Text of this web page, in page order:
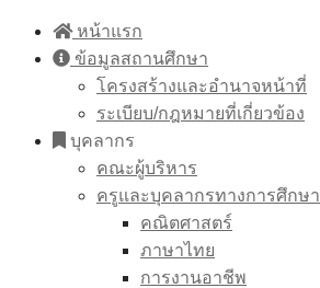
Skip
หน้าแรก
ข้อมูลสถานศึกษา
โครงสร้างและอำนาจหน้าที่
ระเบียบ/กฎหมายที่เกี่ยวข้อง
บุคลากร
คณะผู้บริหาร
ครูและบุคลากรทางการศึกษา
คณิตศาสตร์
ภาษาไทย
การงานอาชีพ